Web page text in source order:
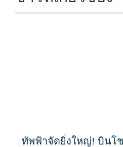
ทัพฟ้าจัดยิ่งใหญ่! บินโ